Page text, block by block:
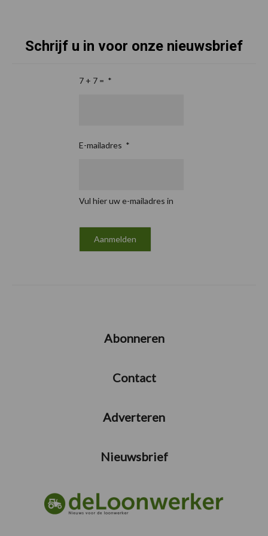
Schrijf u in voor onze nieuwsbrief
7 + 7 = *
E-mailadres *
Vul hier uw e-mailadres in
Abonneren
Contact
Adverteren
Nieuwsbrief